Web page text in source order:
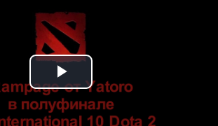
Play Video